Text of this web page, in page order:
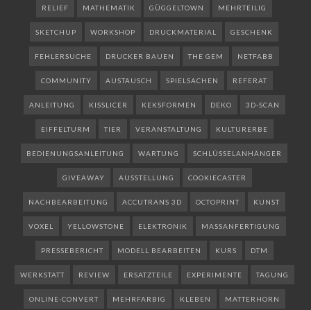
RELIEF MATHEMATIK GÜGGELTOWN MEHRTEILIG
SKETCHUP WORKSHOP DRUCKMATERIAL GESCHENK
FEHLERSUCHE DRUCKER BAUEN THE GEM NETFABB
COMMUNITY AUSTAUSCH SPIELSACHEN REFERAT
ANLEITUNG KISSLICER KEKSFORMEN DEKO 3D-SCAN
EIFFELTURM TIER VERANSTALTUNG KULTURERBE
BEDIENUNGSANLEITUNG WARTUNG SCHLÜSSELANHÄNGER
GIVEAWAY AUSSTELLUNG COOKIECASTER
NACHBEARBEITUNG ACCUTRANS 3D OCTOPRINT KUNST
VOXEL YELLOWSTONE ELEKTRONIK MASSANFERTIGUNG
PRESSEBERICHT MODELL BEARBEITEN KURS DTM
WERKSTATT REVIEW ERSATZTEILE EXPERIMENTE TAGUNG
ONLINE-CONVERT MEHRFARBIG KLEBEN MATTERHORN